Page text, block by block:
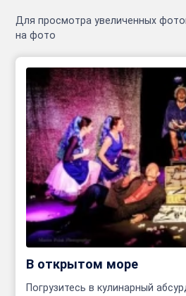
Для просмотра увеличенных
на фото
В открытом море
Погрузитесь в кулинарный